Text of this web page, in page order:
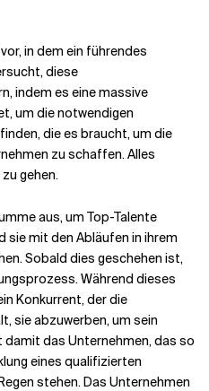
in dem ein führendes
diese
indem es eine massive
um die notwendigen
die es braucht, um die
zu schaffen. Alles
gehen.
aus, um Top-Talente
sie mit den Abläufen in ihrem
Sobald dies geschehen ist,
Während dieses
Konkurrent, der die
sie abzuwerben, um sein
das Unternehmen, das so
eines qualifizierten
stehen. Das Unternehmen